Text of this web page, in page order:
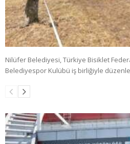
Nilüfer Belediyesi, Türkiye Bisiklet
Belediyespor Kulübü iş birliğiyle